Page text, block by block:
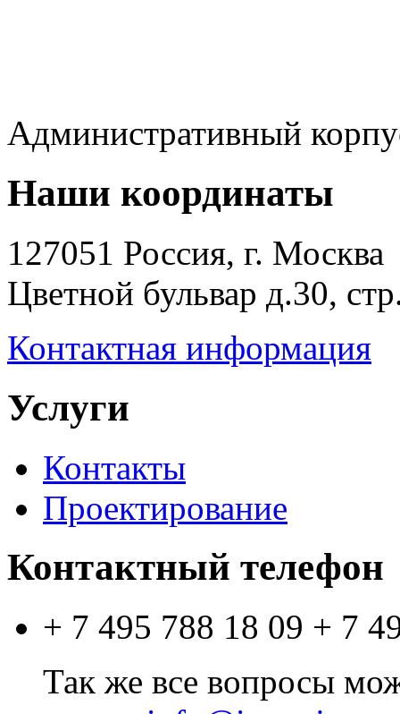
Административный
Наши координаты
127051 Россия, г. Москва
Цветной бульвар д.30,
Контактная информация
Услуги
Контакты
Проектирование
Контактный телефон
+ 7 495 788 18 09 + 7
Так же все вопросы